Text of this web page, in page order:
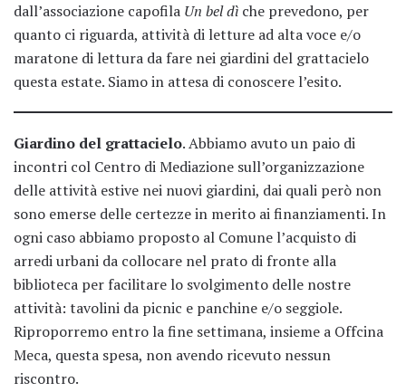
dall’associazione capofila Un bel dì che prevedono, per
quanto ci riguarda, attività di letture ad alta voce e/o
maratone di lettura da fare nei giardini del grattacielo
questa estate. Siamo in attesa di conoscere l’esito.
Giardino del grattacielo. Abbiamo avuto un paio di
incontri col Centro di Mediazione sull’organizzazione
delle attività estive nei nuovi giardini, dai quali però non
sono emerse delle certezze in merito ai finanziamenti. In
ogni caso abbiamo proposto al Comune l’acquisto di
arredi urbani da collocare nel prato di fronte alla
biblioteca per facilitare lo svolgimento delle nostre
attività: tavolini da picnic e panchine e/o seggiole.
Riproporremo entro la fine settimana, insieme a Offcina
Meca, questa spesa, non avendo ricevuto nessun
riscontro.